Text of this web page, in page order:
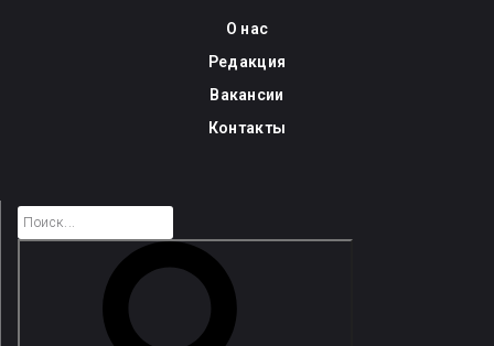
О нас
Редакция
Вакансии
Контакты